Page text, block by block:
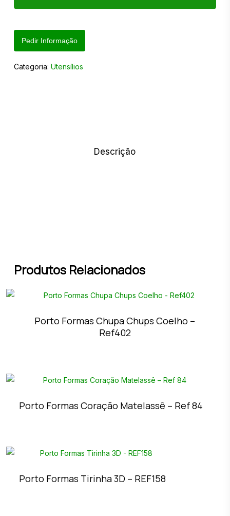
Pedir Informação
Categoria: Utensílios
Descrição
Produtos Relacionados
Porto Formas Chupa Chups Coelho –
Ref402
Porto Formas Coração Matelassê – Ref 84
Porto Formas Tirinha 3D – REF158